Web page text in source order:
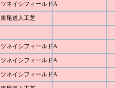
ツネイシフィールドA
東尾道人工芝
ツネイシフィールドA
ツネイシフィールドA
ツネイシフィールドA